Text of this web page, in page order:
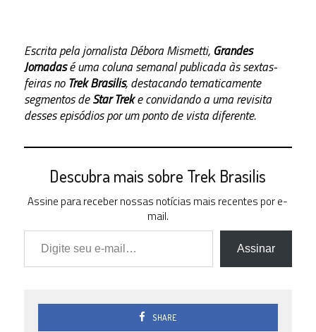
Escrita pela jornalista Débora Mismetti, Grandes
Jornadasé uma coluna semanal publicada às sextas-
feiras noTrek Brasilis, destacando tematicamente
segmentos deStar Treke convidando a uma revisita
desses episódios por um ponto de vista diferente.
Descubra mais sobre Trek Brasilis
Assine para receber nossas notícias mais recentes por e-
mail.
Digite seu e-mail…
Assinar
SHARE